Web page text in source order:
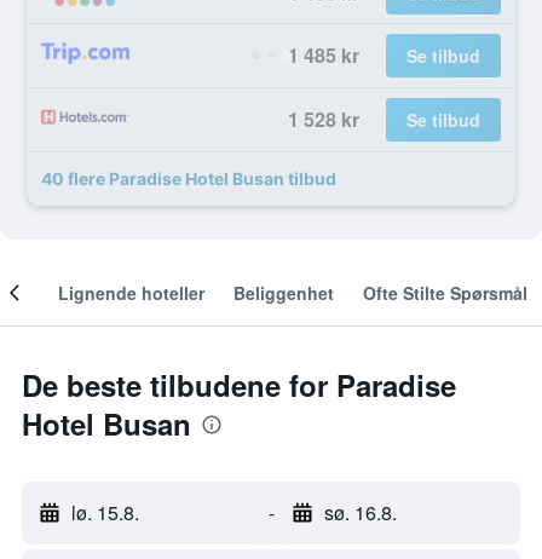
1 485 kr Se tilbud
1 528 kr Se tilbud
40 flere Paradise Hotel Busan tilbud
Lignende hoteller Beliggenhet Ofte Stilte Spørsmål
De beste tilbudene for Paradise
Hotel Busan
lø. 15.8. - sø. 16.8.